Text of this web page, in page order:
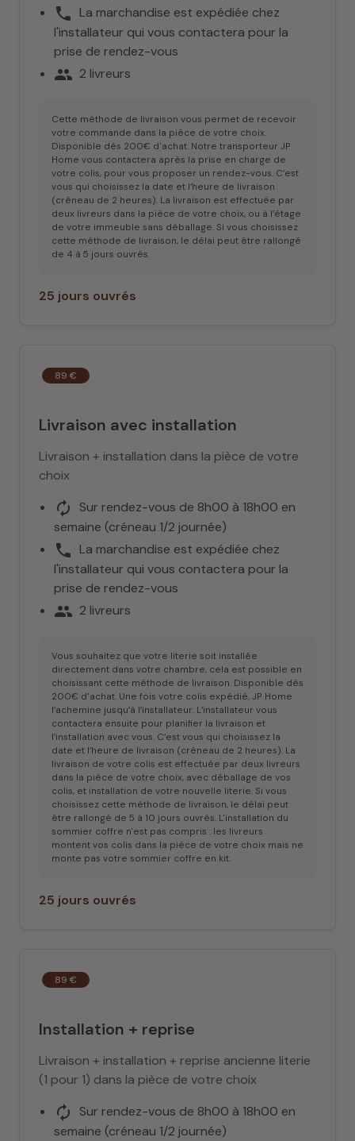
phone La marchandise est expédiée chez
l'installateur qui vous contactera pour la
prise de rendez-vous
people 2 livreurs
Cette méthode de livraison vous permet de recevoir
votre commande dans la pièce de votre choix.
Disponible dès 200€ d'achat. Notre transporteur JP
Home vous contactera après la prise en charge de
votre colis, pour vous proposer un rendez-vous. C’est
vous qui choisissez la date et l’heure de livraison
(créneau de 2 heures). La livraison est effectuée par
deux livreurs dans la pièce de votre choix, ou à l’étage
de votre immeuble sans déballage. Si vous choisissez
cette méthode de livraison, le délai peut être rallongé
de 4 à 5 jours ouvrés.
25 jours ouvrés
89 €
Livraison avec installation
Livraison + installation dans la pièce de votre
choix
autorenew
Sur rendez-vous de 8h00 à 18h00 en
semaine (créneau 1/2 journée)
phone La marchandise est expédiée chez
l'installateur qui vous contactera pour la
prise de rendez-vous
people 2 livreurs
Vous souhaitez que votre literie soit installée
directement dans votre chambre, cela est possible en
choisissant cette méthode de livraison. Disponible dès
200€ d'achat. Une fois votre colis expédié, JP Home
l’achemine jusqu’à l’installateur. L’installateur vous
contactera ensuite pour planifier la livraison et
l’installation avec vous. C’est vous qui choisissez la
date et l’heure de livraison (créneau de 2 heures). La
livraison de votre colis est effectuée par deux livreurs
dans la pièce de votre choix, avec déballage de vos
colis, et installation de votre nouvelle literie. Si vous
choisissez cette méthode de livraison, le délai peut
être rallongé de 5 à 10 jours ouvrés. L'installation du
sommier coffre n'est pas compris : les livreurs
montent vos colis dans la pièce de votre choix mais ne
monte pas votre sommier coffre en kit.
25 jours ouvrés
89 €
Installation + reprise
Livraison + installation + reprise ancienne literie
(1 pour 1) dans la pièce de votre choix
autorenew
Sur rendez-vous de 8h00 à 18h00 en
semaine (créneau 1/2 journée)